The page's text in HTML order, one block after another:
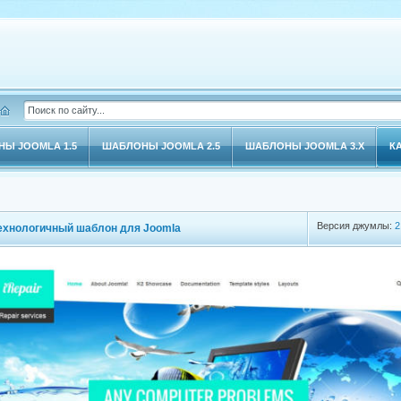
JOOMLA 1.5 ШАБЛОНЫ JOOMLA 2.5 ШАБЛОНЫ JOOMLA 3.X
Версия джумлы:
шаблон для Joomla